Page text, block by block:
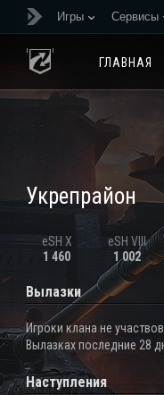
Игры Сервисы
ГЛАВНАЯ
Укрепрайон
eSH X
1 460
eSH VIII
1 002
Вылазки
Игроки клана не
Вылазках последние 28
Наступления